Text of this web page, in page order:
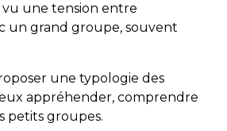
une tension entre
un grand groupe, souvent
une typologie des
appréhender, comprendre
petits groupes.